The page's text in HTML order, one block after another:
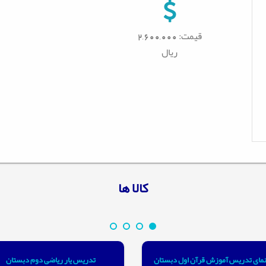
قیمت: 2,600,000
ریال
کالا ها
تدریس آموزش قرآن اول دبستان تدریس یار ریاضی دوم دبستان